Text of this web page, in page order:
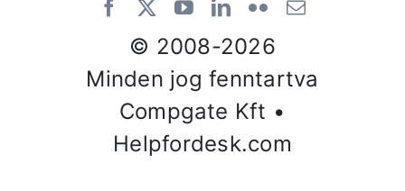
© 2008-2026
Minden jog fenntartva
Compgate Kft •
Helpfordesk.com